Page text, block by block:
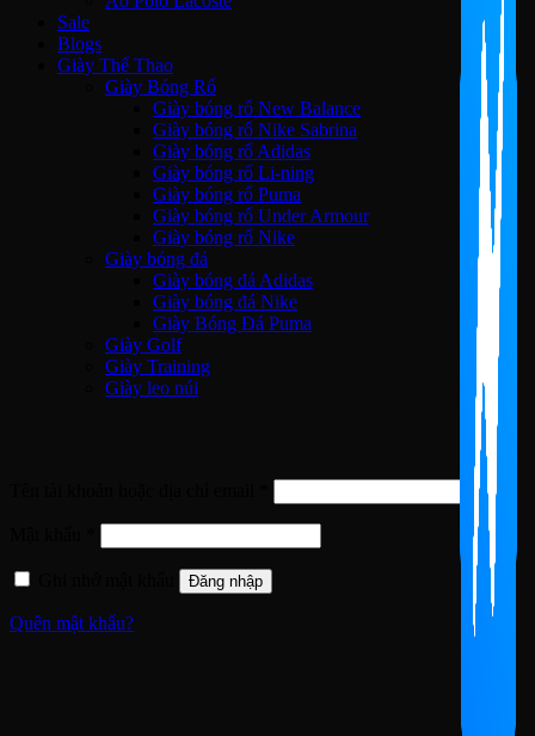
Sale
Blogs
Giày Thể Thao
Giày Bóng Rổ
Giày bóng rổ New Balance
Giày bóng rổ Nike Sabrina
Giày bóng rổ Adidas
Giày bóng rổ Li-ning
Giày bóng rổ Puma
Giày bóng rổ Under Armour
Giày bóng rổ Nike
Giày bóng đá
Giày bóng đá Adidas
Giày bóng đá Nike
Giày Bóng Đá Puma
Giày Golf
Giày Training
Giày leo núi
buộc
buộc
Đăng nhập
Quên mật khẩu?